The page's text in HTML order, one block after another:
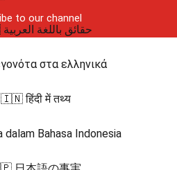
to our channel
🇸🇦 حقائق باللغة العربية
στα ελληνικά
🇮🇳 हिंदी में तथ्य
Bahasa Indonesia